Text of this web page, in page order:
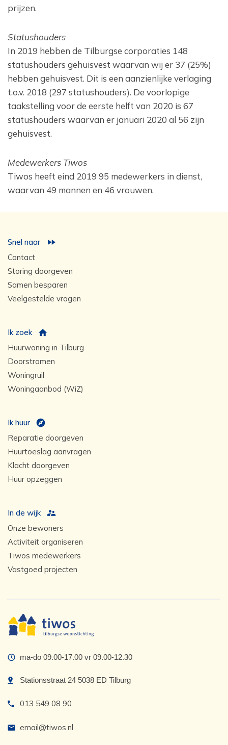
prijzen.
Statushouders
In 2019 hebben de Tilburgse corporaties 148
statushouders gehuisvest waarvan wij er 37 (25%)
hebben gehuisvest. Dit is een aanzienlijke verlaging
t.o.v. 2018 (297 statushouders). De voorlopige
taakstelling voor de eerste helft van 2020 is 67
statushouders waarvan er januari 2020 al 56 zijn
gehuisvest.
Medewerkers Tiwos
Tiwos heeft eind 2019 95 medewerkers in dienst,
waarvan 49 mannen en 46 vrouwen.
Snel naar
Contact
Storing doorgeven
Samen besparen
Veelgestelde vragen
Ik zoek
Huurwoning in Tilburg
Doorstromen
Woningruil
Woningaanbod (WiZ)
Ik huur
Reparatie doorgeven
Huurtoeslag aanvragen
Klacht doorgeven
Huur opzeggen
In de wijk
Onze bewoners
Activiteit organiseren
Tiwos medewerkers
Vastgoed projecten
ma-do 09.00-17.00 vr 09.00-12.30
Stationsstraat 24 5038 ED Tilburg
013 549 08 90
email@tiwos.nl